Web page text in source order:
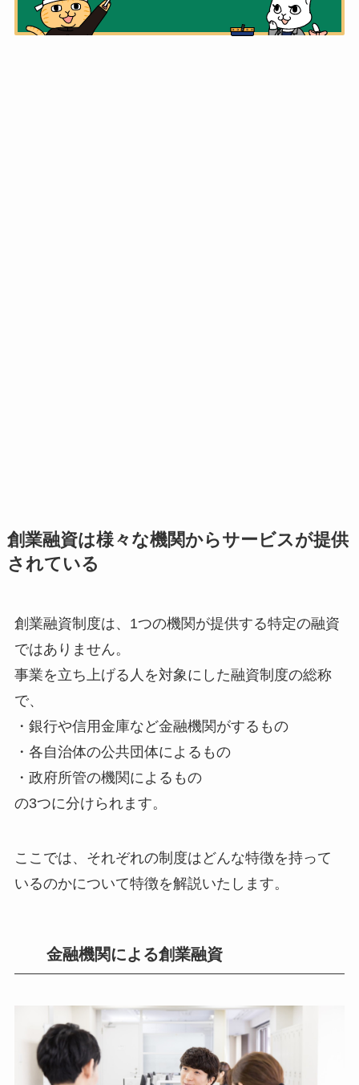
創業融資は様々な機関からサービスが提供
されている
創業融資制度は、1つの機関が提供する特定の融資
ではありません。
事業を立ち上げる人を対象にした融資制度の総称
で、
・銀行や信用金庫など金融機関がするもの
・各自治体の公共団体によるもの
・政府所管の機関によるもの
の3つに分けられます。
ここでは、それぞれの制度はどんな特徴を持って
いるのかについて特徴を解説いたします。
金融機関による創業融資